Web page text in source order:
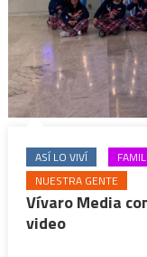
ASÍ LO VIVÍ
NUESTRA GENTE
Vívaro Media
video